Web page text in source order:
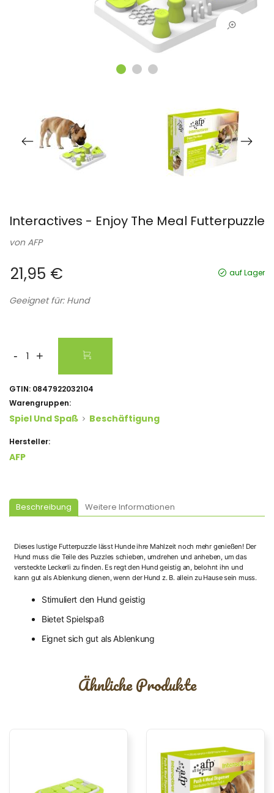
Interactives - Enjoy The Meal Futterpuzzle
vonAFP
21,95 € auf Lager
Geeignet für: Hund
- +
GTIN: 0847922032104
Warengruppen:
Spiel Und Spaß Beschäftigung
Hersteller:
AFP
Beschreibung Weitere Informationen
Dieses lustige Futterpuzzle lässt Hunde ihre Mahlzeit noch mehr genießen! Der
Hund muss die Teile des Puzzles schieben, umdrehen und anheben, um das
versteckte Leckerli zu finden. Es regt den Hund geistig an, belohnt ihn und
kann gut als Ablenkung dienen, wenn der Hund z. B. allein zu Hause sein muss.
Stimuliert den Hund geistig
Bietet Spielspaß
Eignet sich gut als Ablenkung
Ähnliche Produkte